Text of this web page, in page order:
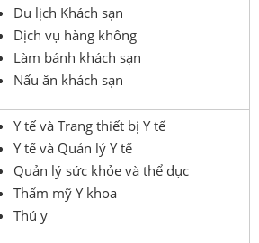
Du lịch Khách sạn
Dịch vụ hàng không
Làm bánh khách sạn
Nấu ăn khách sạn
Y tế và Trang thiết bị Y tế
Y tế và Quản lý Y tế
Quản lý sức khỏe và thể dục
Thẩm mỹ Y khoa
Thú y